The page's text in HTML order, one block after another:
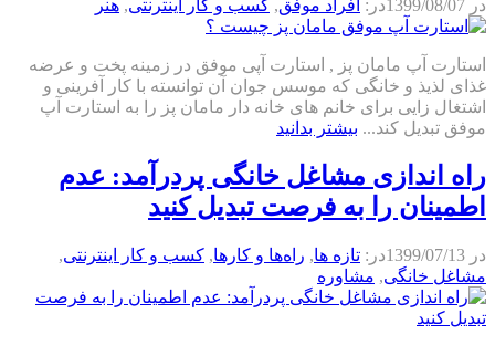
در 1399/08/07در: افراد موفق, كسب و كار اينترنتی, هنر
استارت آپ مامان پز , استارت آپی موفق در زمینه پخت و عرضه
غذای لذیذ و خانگی که موسس جوان آن توانسته با کار آفرینی و
اشتغال زایی برای خانم های خانه دار مامان پز را به استارت آپ
موفق تبدیل کند... بیشتر بدانید
راه اندازی مشاغل خانگی پردرآمد: عدم
اطمینان را به فرصت تبدیل کنید
در 1399/07/13در: تازه ها, راه‌ها و كارها, كسب و كار اينترنتی,
مشاغل خانگی, مشاوره